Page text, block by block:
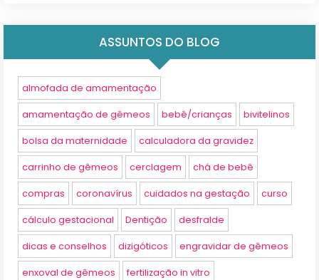
ASSUNTOS DO BLOG
almofada de amamentação
amamentação de gêmeos bebê/crianças bivitelinos
bolsa da maternidade calculadora da gravidez
carrinho de gêmeos cerclagem chá de bebê
compras coronavírus cuidados na gestação curso
cálculo gestacional Dentição desfralde
dicas e conselhos dizigóticos engravidar de gêmeos
enxoval de gêmeos fertilização in vitro